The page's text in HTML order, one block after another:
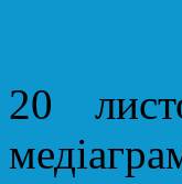
20